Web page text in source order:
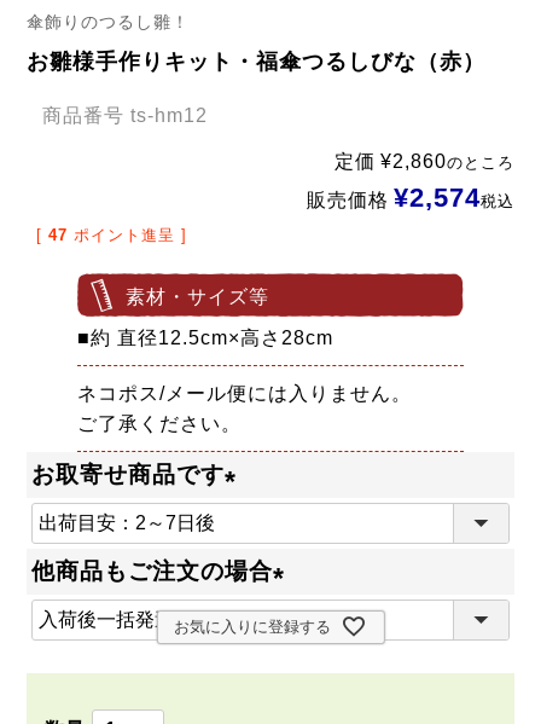
傘飾りのつるし雛！
お雛様手作りキット・福傘つるしびな（赤）
商品番号 ts-hm12
定価 ¥2,860のところ
販売価格 ¥2,574税込
[ 47 ポイント進呈 ]
素材・サイズ等
■約 直径12.5cm×高さ28cm
ネコポス/メール便には入りません。
ご了承ください。
お取寄せ商品です
必
)
他商品もご注文の場合
(
お気に入りに登録する